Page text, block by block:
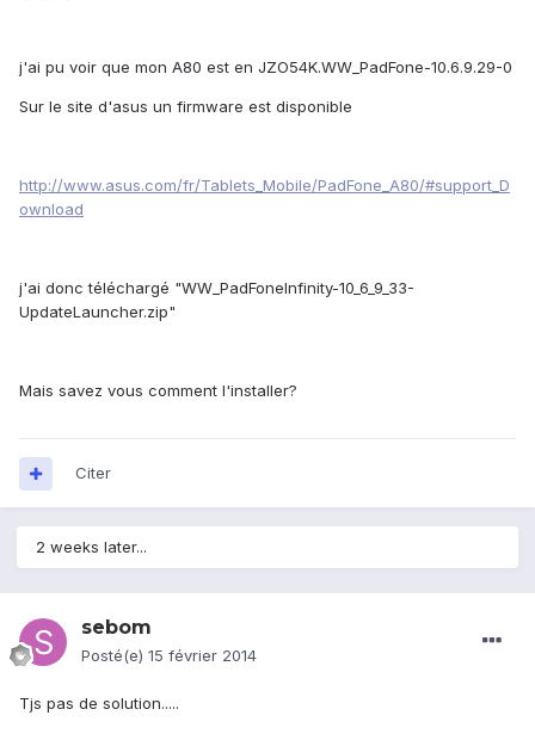
j'ai pu voir que mon A80 est en JZO54K.WW_PadFone-10.6.9.29-0
Sur le site d'asus un firmware est disponible
http://www.asus.com/fr/Tablets_Mobile/PadFone_A80/#support_D
ownload
j'ai donc téléchargé "WW_PadFoneInfinity-10_6_9_33-
UpdateLauncher.zip"
Mais savez vous comment l'installer?
Citer
2 weeks later...
sebom
Posté(e) 15 février 2014
Tjs pas de solution.....